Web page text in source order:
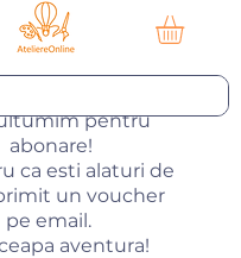
pentru
abonare!
ca esti alaturi de
un voucher
pe email.
aventura!